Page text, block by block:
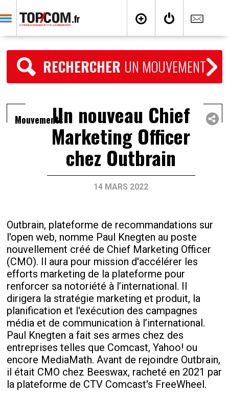
RECHERCHER UN MOUVEMENT
MouvementsUn nouveau Chief
Marketing Officer
chez Outbrain
14 MARS 2022
Outbrain, plateforme de recommandations sur
l'open web, nomme Paul Knegten au poste
nouvellement créé de Chief Marketing Officer
(CMO). Il aura pour mission d'accélérer les
efforts marketing de la plateforme pour
renforcer sa notoriété à l’international. Il
dirigera la stratégie marketing et produit, la
planification et l'exécution des campagnes
média et de communication à l’international.
Paul Knegten a fait ses armes chez des
entreprises telles que Comcast, Yahoo! ou
encore MediaMath. Avant de rejoindre Outbrain,
il était CMO chez Beeswax, racheté en 2021 par
la plateforme de CTV Comcast's FreeWheel.